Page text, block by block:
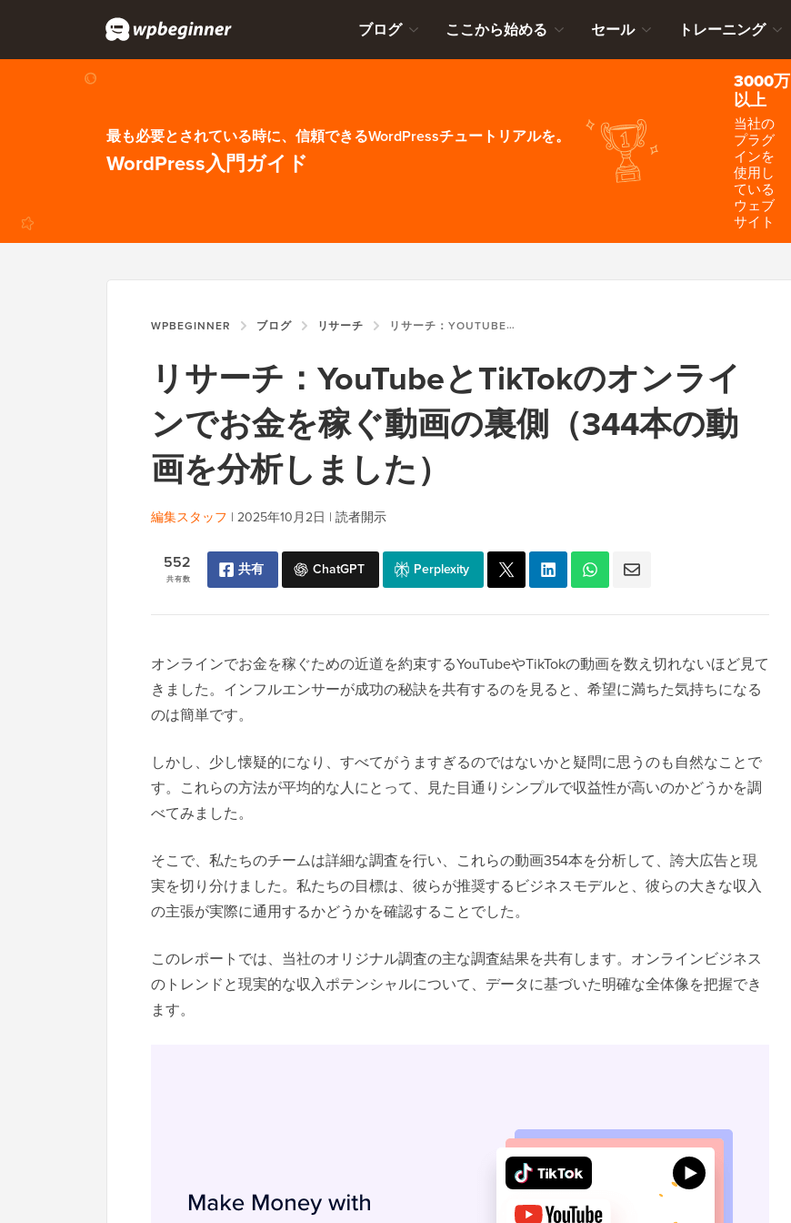
ブログ ここから始める セール トレーニング
最も必要とされている時に、信頼できるWordPressチュートリアルを。
WordPress入門ガイド
3000万
以上
当社の
プラグ
インを
使用し
ている
ウェブ
サイト
WPBEGINNER ブログ リサーチ リサーチ：YOUTUBEとTIKTOKのオンラインでお金を稼ぐ動画の裏側（344本の動画を分析しました）
リサーチ：YouTubeとTikTokのオンライ
ンでお金を稼ぐ動画の裏側（344本の動
画を分析しました）
編集スタッフ | 2025年10月2日 | 読者開示
共有数
552 共有 ChatGPT Perplexity
オンラインでお金を稼ぐための近道を約束するYouTubeやTikTokの動画を数え切れないほど見て
きました。インフルエンサーが成功の秘訣を共有するのを見ると、希望に満ちた気持ちになる
のは簡単です。
しかし、少し懐疑的になり、すべてがうますぎるのではないかと疑問に思うのも自然なことで
す。これらの方法が平均的な人にとって、見た目通りシンプルで収益性が高いのかどうかを調
べてみました。
そこで、私たちのチームは詳細な調査を行い、これらの動画354本を分析して、誇大広告と現
実を切り分けました。私たちの目標は、彼らが推奨するビジネスモデルと、彼らの大きな収入
の主張が実際に通用するかどうかを確認することでした。
このレポートでは、当社のオリジナル調査の主な調査結果を共有します。オンラインビジネス
のトレンドと現実的な収入ポテンシャルについて、データに基づいた明確な全体像を把握でき
ます。